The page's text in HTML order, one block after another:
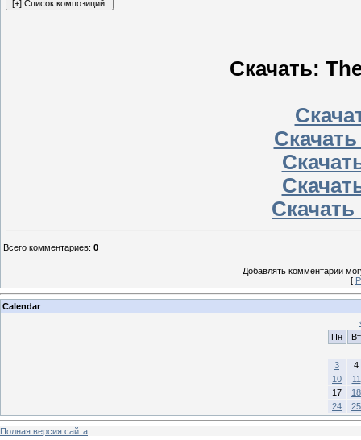
Скачать:
Всего комментариев: 0
Добавлять комментарии
[
Calendar
Пн
Вт
3
4
10
11
17
18
24
25
Полная версия сайта